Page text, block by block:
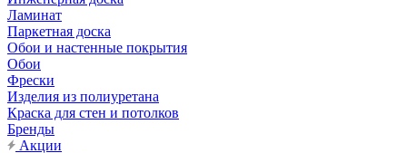
Ламинат
Паркетная доска
Обои и настенные покрытия
Обои
Фрески
Изделия из полиуретана
Краска для стен и потолков
Бренды
Акции